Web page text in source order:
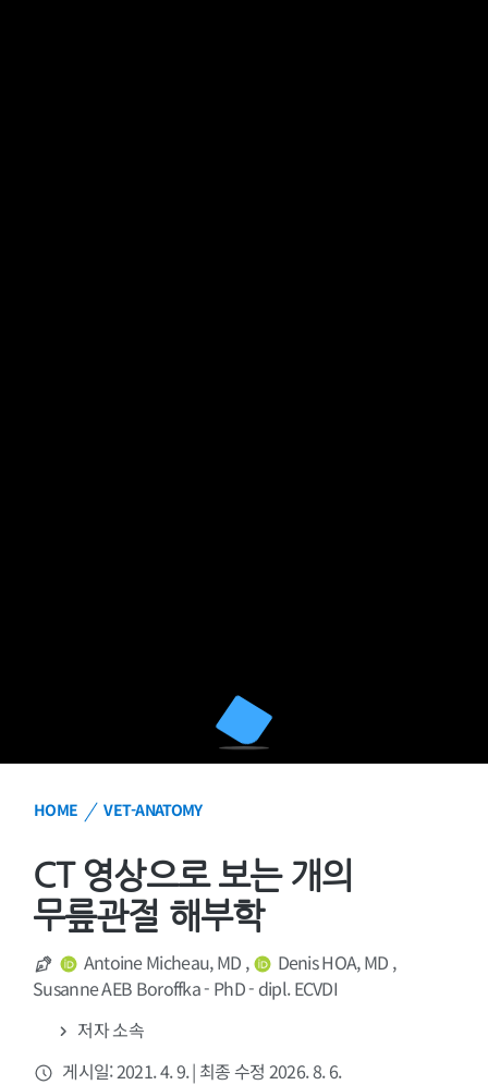
HOME VET-ANATOMY
CT 영상으로 보는 개의
무릎관절 해부학
Antoine Micheau, MD , Denis HOA, MD ,
Susanne AEB Boroffka - PhD - dipl. ECVDI
저자 소속
게시일: 2021. 4. 9.| 최종 수정 2026. 8. 6.